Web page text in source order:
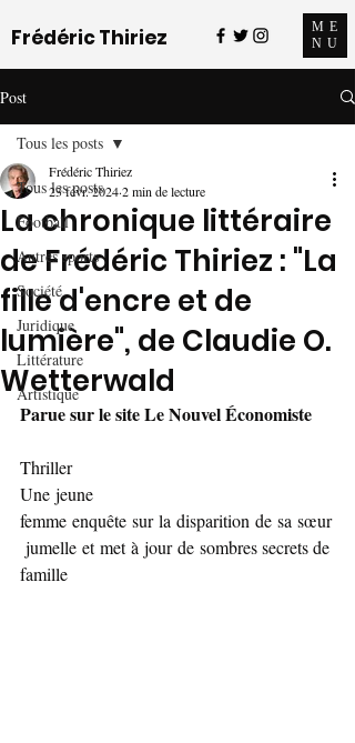
Frédéric Thiriez
ME
NU
Post
Tous les posts
Football
Autres sports
Société
Juridique
Littérature
Artistique
Tous les posts
La chronique littéraire
de Frédéric Thiriez : "La
fille d'encre et de
lumière", de Claudie O.
Wetterwald
Frédéric Thiriez
23 févr. 20242 min de lecture
Parue sur le site Le Nouvel Économiste
Thriller
Une jeune
femme enquête sur la disparition de sa sœur
jumelle et met à jour de sombres secrets de
famille